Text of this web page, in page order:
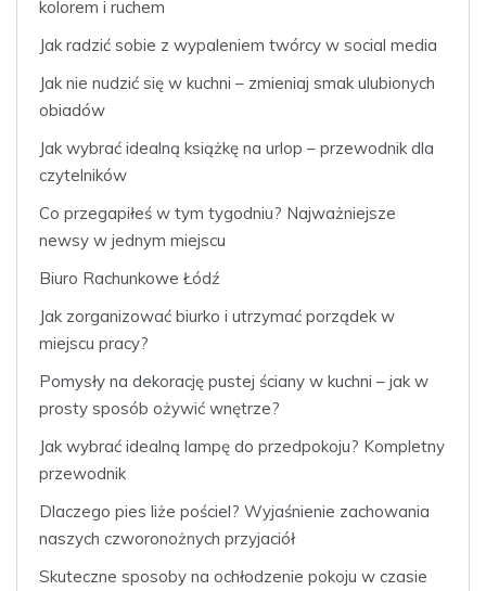
kolorem i ruchem
Jak radzić sobie z wypaleniem twórcy w social media
Jak nie nudzić się w kuchni – zmieniaj smak ulubionych
obiadów
Jak wybrać idealną książkę na urlop – przewodnik dla
czytelników
Co przegapiłeś w tym tygodniu? Najważniejsze
newsy w jednym miejscu
Biuro Rachunkowe Łódź
Jak zorganizować biurko i utrzymać porządek w
miejscu pracy?
Pomysły na dekorację pustej ściany w kuchni – jak w
prosty sposób ożywić wnętrze?
Jak wybrać idealną lampę do przedpokoju? Kompletny
przewodnik
Dlaczego pies liże pościel? Wyjaśnienie zachowania
naszych czworonożnych przyjaciół
Skuteczne sposoby na ochłodzenie pokoju w czasie